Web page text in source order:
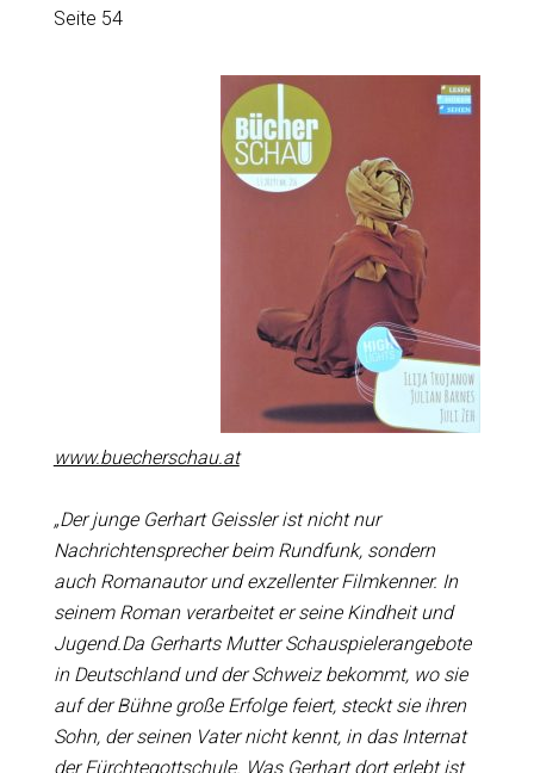
Seite 54
www.buecherschau.at
„Der junge Gerhart Geissler ist nicht nur
Nachrichtensprecher beim Rundfunk, sondern
auch Romanautor und exzellenter Filmkenner. In
seinem Roman verarbeitet er seine Kindheit und
Jugend.Da Gerharts Mutter Schauspielerangebote
in Deutschland und der Schweiz bekommt, wo sie
auf der Bühne große Erfolge feiert, steckt sie ihren
Sohn, der seinen Vater nicht kennt, in das Internat
der Fürchtegottschule. Was Gerhart dort erlebt ist